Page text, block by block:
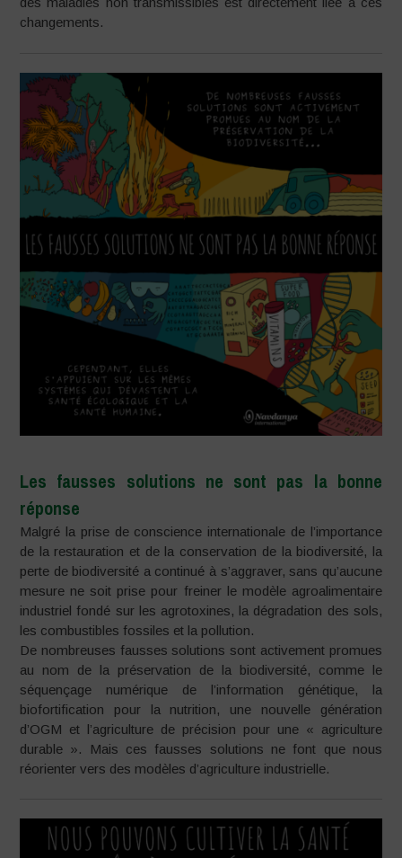
changements.
Les fausses solutions ne sont pas la bonne
réponse
Malgré la prise de conscience internationale de l’importance
de la restauration et de la conservation de la biodiversité, la
perte de biodiversité a continué à s’aggraver, sans qu’aucune
mesure ne soit prise pour freiner le modèle agroalimentaire
industriel fondé sur les agrotoxines, la dégradation des sols,
les combustibles fossiles et la pollution.
De nombreuses fausses solutions sont activement promues
au nom de la préservation de la biodiversité, comme le
séquençage numérique de l’information génétique, la
biofortification pour la nutrition, une nouvelle génération
d’OGM et l’agriculture de précision pour une « agriculture
durable ». Mais ces fausses solutions ne font que nous
réorienter vers des modèles d’agriculture industrielle.